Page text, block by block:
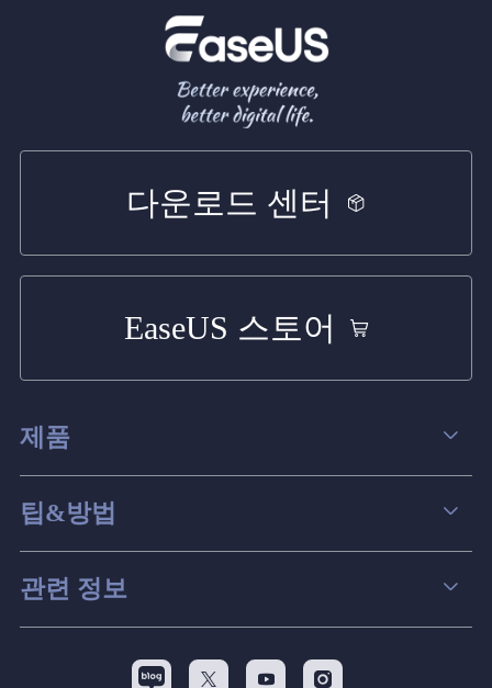
다운로드 센터
EaseUS 스토어
제품
데이터 복구
파티션 관리
스크린 레코더
백업&복원
팁&방법
컴퓨터 데이터 복구 팁
맥 데이터 복구 팁
디스크 파티션 팁
관련 정보
  